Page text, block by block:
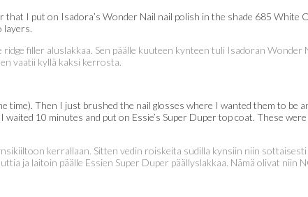
I put on Isadora’s Wonder Nail nail polish in the shade 685 White
layers.
filler aluslakkaa. Sen päälle kuuteen kynteen tuli Isadoran
vaatii kyllä kaksi kerrosta.
Then I just brushed the nail glosses where I wanted them to be
10 minutes and put on Essie’s Super Duper top coat. These
kerrallaan. Sitten vedin roiskeita sudilla kynsiin niin
ja laitoin päälle Essien Super Duper päällyslakkaa. Nämä olivat niin